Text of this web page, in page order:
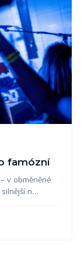
famózní
v obměněné
n…